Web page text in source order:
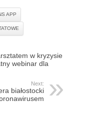
APP
w kryzysie
webinar dla
Next:
białostocki